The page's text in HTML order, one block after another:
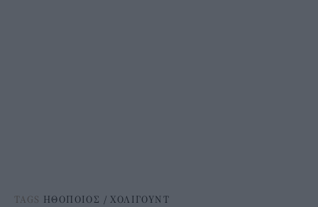
TAGS ΗΘΟΠΟΙΟΣ / ΧΟΛΙΓΟΥΝΤ